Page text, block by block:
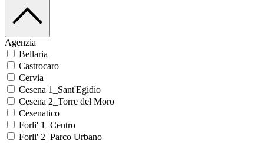
Agenzia
Bellaria
Castrocaro
Cervia
Cesena 1_Sant'Egidio
Cesena 2_Torre del Moro
Cesenatico
Forli' 1_Centro
Forli' 2_Parco Urbano